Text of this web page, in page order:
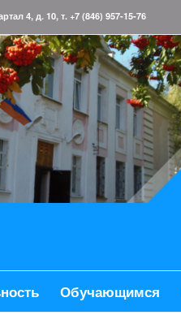
4, д. 10, т. +7 (846) 957-15-76
Обучающимся